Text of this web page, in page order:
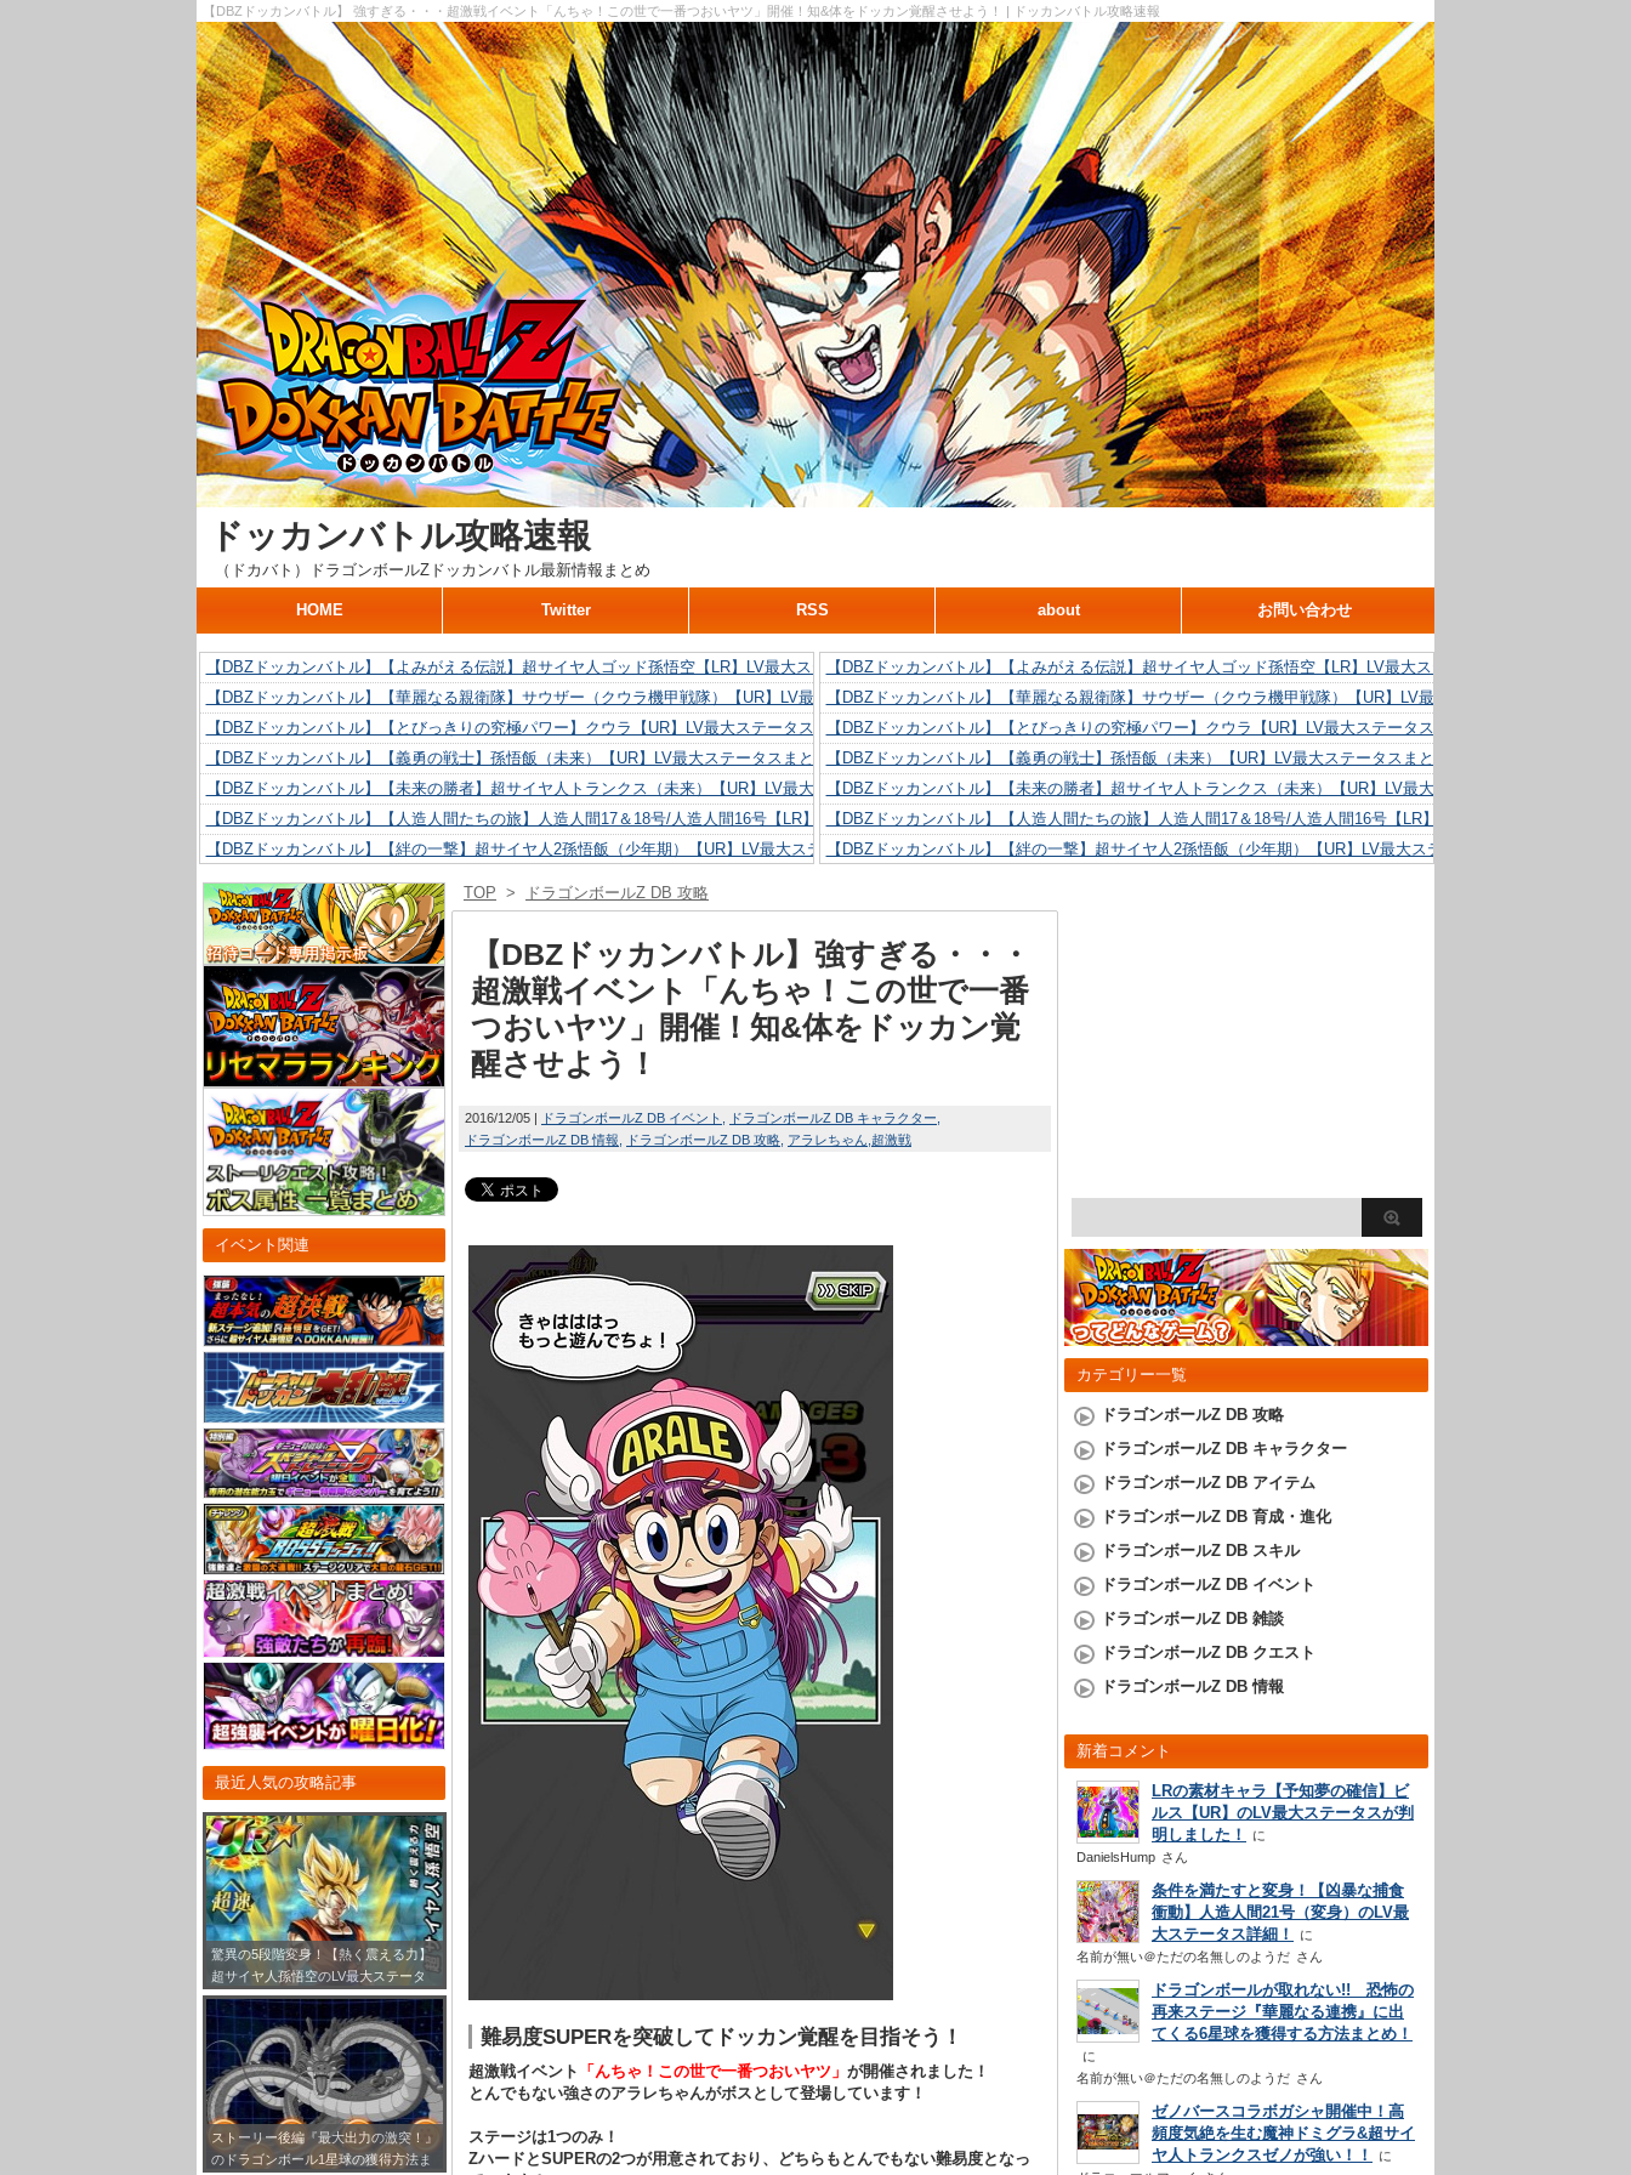
【DBZドッカンバトル】 強すぎる・・・超激戦イベント「んちゃ！この世で一番つおいヤツ」開催！知&体をドッカン覚醒させよう！ | ドッカンバトル攻略速報
ドッカンバトル攻略速報
（ドカバト）ドラゴンボールZドッカンバトル最新情報まとめ
HOME Twitter RSS about お問い合わせ
【DBZドッカンバトル】【よみがえる伝説】超サイヤ人ゴッド孫悟空【LR】LV最大ステータスまとめ！
【DBZドッカンバトル】【華麗なる親衛隊】サウザー（クウラ機甲戦隊）【UR】LV最大ステータスまとめ！
【DBZドッカンバトル】【とびっきりの究極パワー】クウラ【UR】LV最大ステータスまとめ！
【DBZドッカンバトル】【義勇の戦士】孫悟飯（未来）【UR】LV最大ステータスまとめ！
【DBZドッカンバトル】【未来の勝者】超サイヤ人トランクス（未来）【UR】LV最大ステータスまとめ！
【DBZドッカンバトル】【人造人間たちの旅】人造人間17＆18号/人造人間16号【LR】LV最大ステータスまとめ！
【DBZドッカンバトル】【絆の一撃】超サイヤ人2孫悟飯（少年期）【UR】LV最大ステータスまとめ！
【DBZドッカンバトル】【抗い続ける精神力】人造人間18号【UR】LV最大ステータスまとめ！
【DBZドッカンバトル】【技巧とひらめき】クリリン【UR】LV最大ステータスまとめ！
【DBZドッカンバトル】【新たに得た好機】人造人間16号【UR】LV最大ステータスまとめ！
【DBZドッカンバトル】【よみがえる伝説】超サイヤ人ゴッド孫悟空【LR】LV最大ステータスまとめ！
【DBZドッカンバトル】【華麗なる親衛隊】サウザー（クウラ機甲戦隊）【UR】LV最大ステータスまとめ！
【DBZドッカンバトル】【とびっきりの究極パワー】クウラ【UR】LV最大ステータスまとめ！
【DBZドッカンバトル】【義勇の戦士】孫悟飯（未来）【UR】LV最大ステータスまとめ！
【DBZドッカンバトル】【未来の勝者】超サイヤ人トランクス（未来）【UR】LV最大ステータスまとめ！
【DBZドッカンバトル】【人造人間たちの旅】人造人間17＆18号/人造人間16号【LR】LV最大ステータスまとめ！
【DBZドッカンバトル】【絆の一撃】超サイヤ人2孫悟飯（少年期）【UR】LV最大ステータスまとめ！
【DBZドッカンバトル】【技巧とひらめき】クリリン【UR】LV最大ステータスまとめ！
【DBZドッカンバトル】【新たに得た好機】人造人間16号【UR】LV最大ステータスまとめ！
イベント関連
最近人気の攻略記事
驚異の5段階変身！【熱く震える力】
超サイヤ人孫悟空のLV最大ステータ
ス！
ストーリー後編『最大出力の激突！』
のドラゴンボール1星球の獲得方法ま
TOP > ドラゴンボールZ DB 攻略
【DBZドッカンバトル】強すぎる・・・
超激戦イベント「んちゃ！この世で一番
つおいヤツ」開催！知&体をドッカン覚
醒させよう！
2016/12/05 ドラゴンボールZ DB イベント
ドラゴンボールZ DB キャラクター
ドラゴンボールZ DB 情報
ドラゴンボールZ DB 攻略 アラレちゃん 超激戦
難易度SUPERを突破してドッカン覚醒を目指そう！
超激戦イベント 「んちゃ！この世で一番つおいヤツ」 が開催されました！
とんでもない強さのアラレちゃんがボスとして登場しています！
ステージは1つのみ！
ZハードとSUPERの2つが用意されており、どちらもとんでもない難易度となっ
カテゴリー一覧
ドラゴンボールZ DB 攻略
ドラゴンボールZ DB キャラクター
ドラゴンボールZ DB アイテム
ドラゴンボールZ DB 育成・進化
ドラゴンボールZ DB スキル
ドラゴンボールZ DB イベント
ドラゴンボールZ DB 雑談
ドラゴンボールZ DB クエスト
ドラゴンボールZ DB 情報
新着コメント
LRの素材キャラ【予知夢の確信】ビ
ルス【UR】のLV最大ステータスが判
明しました！
DanielsHump さん
条件を満たすと変身！【凶暴な捕食
衝動】人造人間21号（変身）のLV最
大ステータス詳細！
名前が無い＠ただの名無しのようだ さん
ドラゴンボールが取れない!! 恐怖の
再来ステージ『華麗なる連携』に出
てくる6星球を獲得する方法まとめ！
名前が無い＠ただの名無しのようだ さん
ゼノバースコラボガシャ開催中！高
頻度気絶を生む魔神ドミグラ&超サイ
ヤ人トランクスゼノが強い！！